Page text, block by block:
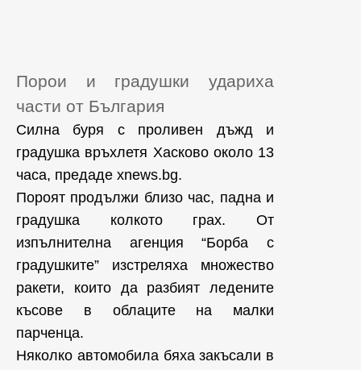
Порои и градушки удариха
части от България
Силна буря с проливен дъжд и
градушка връхлетя Хасково около 13
часа, предаде xnews.bg.
Пороят продължи близо час, падна и
градушка колкото грах. От
изпълнителна агенция “Борба с
градушките” изстреляха множество
ракети, които да разбият ледените
късове в облаците на малки
парченца.
Няколко автомобила бяха закъсали в